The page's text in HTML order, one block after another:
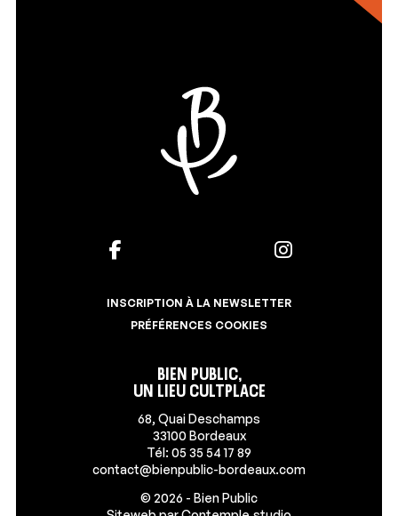
Bien Public,
un lieu Cultplace
68, Quai Deschamps
33100 Bordeaux
Tél: 05 35 54 17 89
contact@bienpublic-bordeaux.com
© 2026 - Bien Public
INSCRIPTION À LA NEWSLETTER
PRÉFÉRENCES COOKIES